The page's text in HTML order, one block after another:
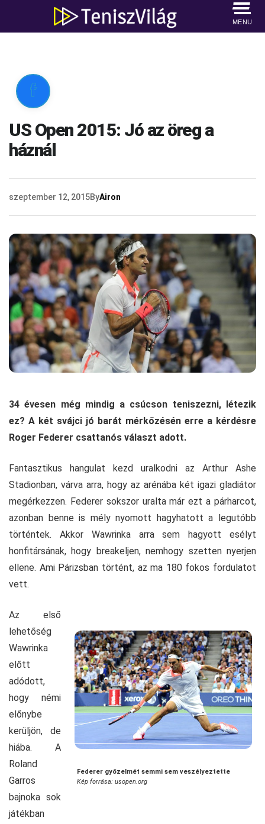
MENU

US Open 2015: Jó az öreg a
háznál
szeptember 12, 2015ByAiron
34 évesen még mindig a csúcson teniszezni, létezik
ez? A két svájci jó barát mérkőzésén erre a kérdésre
Roger Federer csattanós választ adott.
Fantasztikus hangulat kezd uralkodni az Arthur Ashe
Stadionban, várva arra, hogy az arénába két igazi gladiátor
megérkezzen. Federer sokszor uralta már ezt a párharcot,
azonban benne is mély nyomott hagyhatott a legutóbb
történtek. Akkor Wawrinka arra sem hagyott esélyt
honfitársának, hogy breakeljen, nemhogy szetten nyerjen
ellene. Ami Párizsban történt, az ma 180 fokos fordulatot
vett.
Federer győzelmét semmi sem veszélyeztette
Kép forrása: usopen.org
Az első
lehetőség
Wawrinka
előtt
adódott,
hogy némi
előnybe
kerüljön, de
hiába. A
Roland
Garros
bajnoka sok
játékban